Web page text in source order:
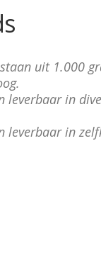
uit1.000
leverbaar in
leverbaar in